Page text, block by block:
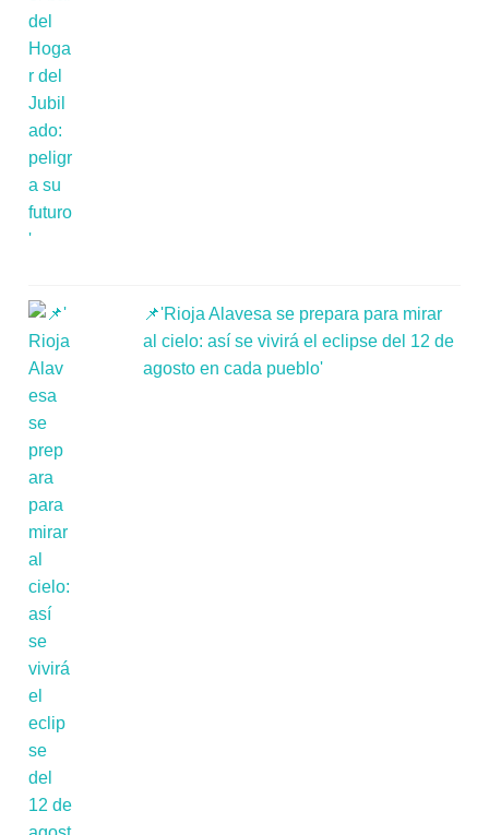
📌'Rioja Alavesa se prepara para mirar
al cielo: así se vivirá el eclipse del 12 de
agosto en cada pueblo'